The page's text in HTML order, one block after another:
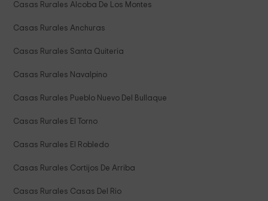
Casas Rurales Alcoba De Los Montes
Casas Rurales Anchuras
Casas Rurales Santa Quiteria
Casas Rurales Navalpino
Casas Rurales Pueblo Nuevo Del Bullaque
Casas Rurales El Torno
Casas Rurales El Robledo
Casas Rurales Cortijos De Arriba
Casas Rurales Casas Del Rio